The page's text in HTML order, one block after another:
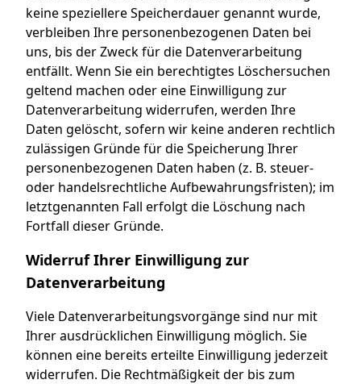
keine speziellere Speicherdauer genannt wurde,
verbleiben Ihre personenbezogenen Daten bei
uns, bis der Zweck für die Datenverarbeitung
entfällt. Wenn Sie ein berechtigtes Löschersuchen
geltend machen oder eine Einwilligung zur
Datenverarbeitung widerrufen, werden Ihre
Daten gelöscht, sofern wir keine anderen rechtlich
zulässigen Gründe für die Speicherung Ihrer
personenbezogenen Daten haben (z. B. steuer-
oder handelsrechtliche Aufbewahrungsfristen); im
letztgenannten Fall erfolgt die Löschung nach
Fortfall dieser Gründe.
Widerruf Ihrer Einwilligung zur
Datenverarbeitung
Viele Datenverarbeitungsvorgänge sind nur mit
Ihrer ausdrücklichen Einwilligung möglich. Sie
können eine bereits erteilte Einwilligung jederzeit
widerrufen. Die Rechtmäßigkeit der bis zum